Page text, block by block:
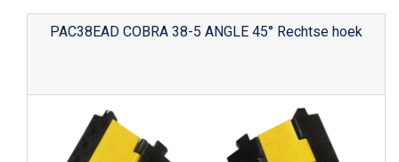
PAC38EAD COBRA 38-5 ANGLE 45° Rechtse hoek